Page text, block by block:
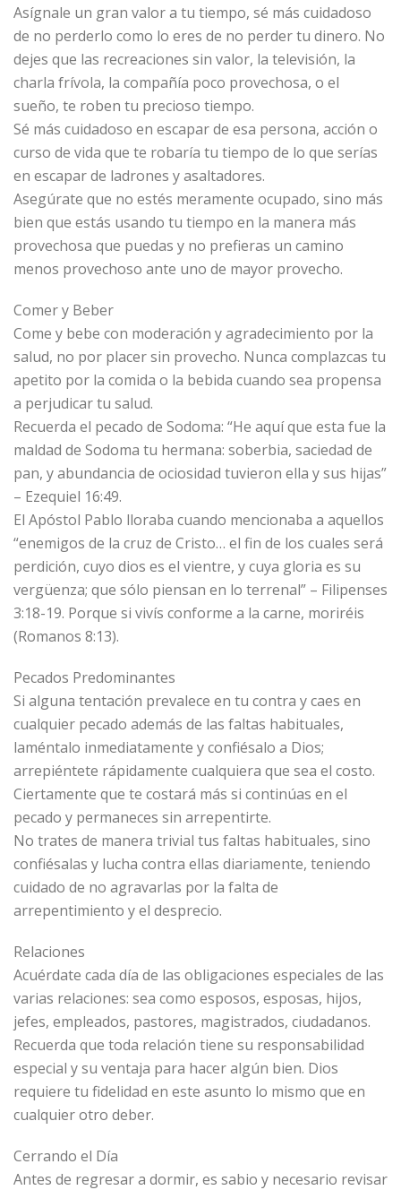
Asígnale un gran valor a tu tiempo, sé más cuidadoso
de no perderlo como lo eres de no perder tu dinero. No
dejes que las recreaciones sin valor, la televisión, la
charla frívola, la compañía poco provechosa, o el
sueño, te roben tu precioso tiempo.
Sé más cuidadoso en escapar de esa persona, acción o
curso de vida que te robaría tu tiempo de lo que serías
en escapar de ladrones y asaltadores.
Asegúrate que no estés meramente ocupado, sino más
bien que estás usando tu tiempo en la manera más
provechosa que puedas y no prefieras un camino
menos provechoso ante uno de mayor provecho.
Comer y Beber
Come y bebe con moderación y agradecimiento por la
salud, no por placer sin provecho. Nunca complazcas tu
apetito por la comida o la bebida cuando sea propensa
a perjudicar tu salud.
Recuerda el pecado de Sodoma: “He aquí que esta fue la
maldad de Sodoma tu hermana: soberbia, saciedad de
pan, y abundancia de ociosidad tuvieron ella y sus hijas”
– Ezequiel 16:49.
El Apóstol Pablo lloraba cuando mencionaba a aquellos
“enemigos de la cruz de Cristo… el fin de los cuales será
perdición, cuyo dios es el vientre, y cuya gloria es su
vergüenza; que sólo piensan en lo terrenal” – Filipenses
3:18-19. Porque si vivís conforme a la carne, moriréis
(Romanos 8:13).
Pecados Predominantes
Si alguna tentación prevalece en tu contra y caes en
cualquier pecado además de las faltas habituales,
laméntalo inmediatamente y confiésalo a Dios;
arrepiéntete rápidamente cualquiera que sea el costo.
Ciertamente que te costará más si continúas en el
pecado y permaneces sin arrepentirte.
No trates de manera trivial tus faltas habituales, sino
confiésalas y lucha contra ellas diariamente, teniendo
cuidado de no agravarlas por la falta de
arrepentimiento y el desprecio.
Relaciones
Acuérdate cada día de las obligaciones especiales de las
varias relaciones: sea como esposos, esposas, hijos,
jefes, empleados, pastores, magistrados, ciudadanos.
Recuerda que toda relación tiene su responsabilidad
especial y su ventaja para hacer algún bien. Dios
requiere tu fidelidad en este asunto lo mismo que en
cualquier otro deber.
Cerrando el Día
Antes de regresar a dormir, es sabio y necesario revisar